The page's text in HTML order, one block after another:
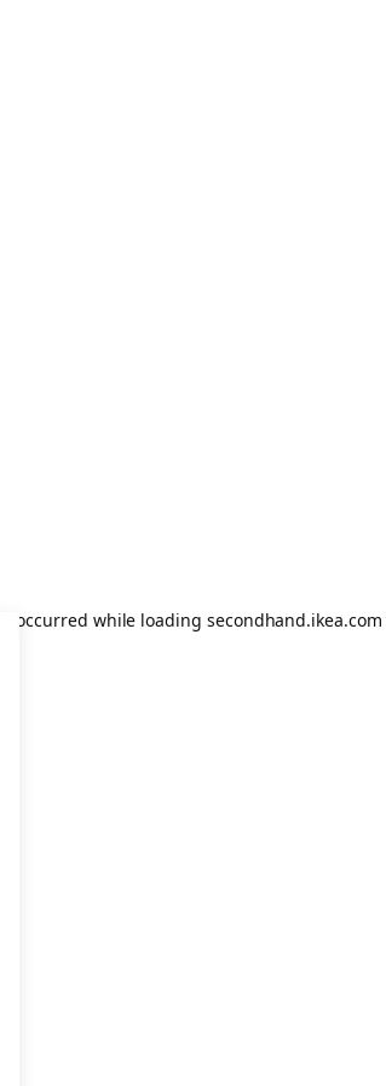
occurred while loading secondhand.ikea.com